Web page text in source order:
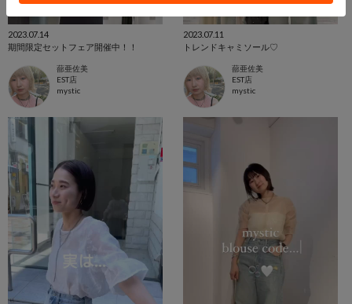
2023.07.14
期間限定セットフェア開催中！！
蔀亜佐美
EST店
mystic
2023.07.11
トレンドキャミソール♡
蔀亜佐美
EST店
mystic